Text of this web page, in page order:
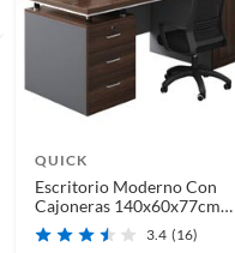
QUICK
Escritorio Moderno Con
Cajoneras 140x60x77cm
Para Oficina
3.4 (16)